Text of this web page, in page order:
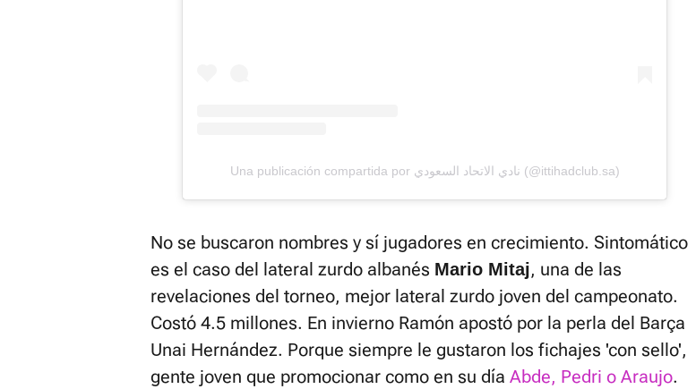
Una publicación compartida por نادي الاتحاد السعودي (@ittihadclub.sa)
No se buscaron nombres y sí jugadores en crecimiento. Sintomático
es el caso del lateral zurdo albanés Mario Mitaj, una de las
revelaciones del torneo, mejor lateral zurdo joven del campeonato.
Costó 4.5 millones. En invierno Ramón apostó por la perla del Barça
Unai Hernández. Porque siempre le gustaron los fichajes 'con sello',
gente joven que promocionar como en su día Abde, Pedri o Araujo.